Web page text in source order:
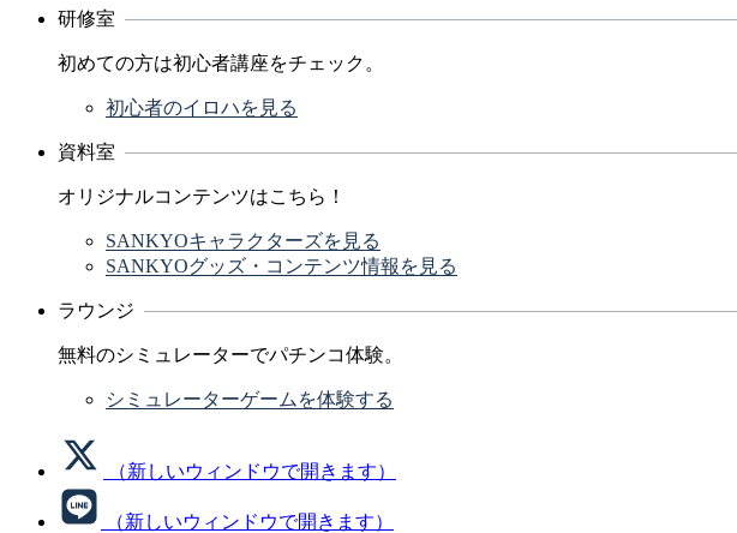
研修室
初めての方は初心者講座をチェック。
初心者のイロハを見る
資料室
オリジナルコンテンツはこちら！
SANKYOキャラクターズを見る
SANKYOグッズ・コンテンツ情報を見る
ラウンジ
無料のシミュレーターでパチンコ体験。
シミュレーターゲームを体験する
（新しいウィンドウで開きます）
（新しいウィンドウで開きます）